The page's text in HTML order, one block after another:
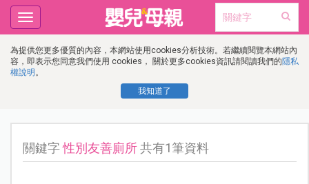
為提供您更多優質的內容，本網站使用cookies分析技術。若繼續閱覽本網站內
容，即表示您同意我們使用 cookies， 關於更多cookies資訊請閱讀我們的隱私
權說明 。
我知道了
Toggle
navigation
關鍵字性別友善廁所共有1筆資料